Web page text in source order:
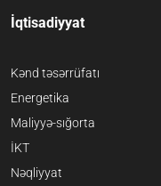
İqtisadiyyat
Kənd təsərrüfatı
Energetika
Maliyyə-sığorta
İKT
Nəqliyyat